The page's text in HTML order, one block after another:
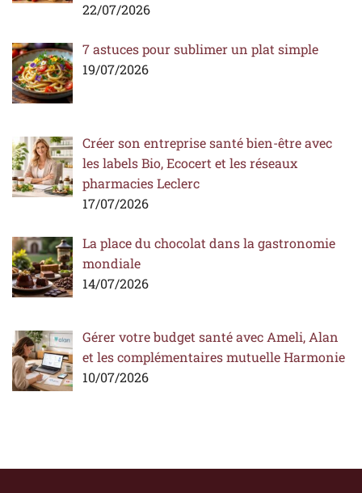
22/07/2026
7 astuces pour sublimer un plat simple
19/07/2026
Créer son entreprise santé bien-être avec
les labels Bio, Ecocert et les réseaux
pharmacies Leclerc
17/07/2026
La place du chocolat dans la gastronomie
mondiale
14/07/2026
Gérer votre budget santé avec Ameli, Alan
et les complémentaires mutuelle Harmonie
10/07/2026